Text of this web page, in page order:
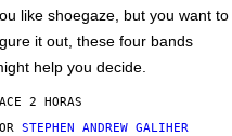
like shoegaze, but you want to
it out, these four bands
help you decide.
2 HORAS
STEPHEN ANDREW GALIHER